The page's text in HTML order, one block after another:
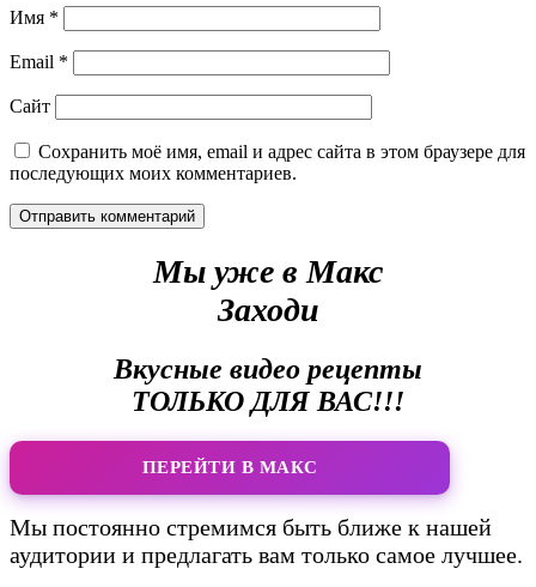
Имя *
Email *
Сайт
Сохранить моё имя, email и адрес сайта в этом браузере для
последующих моих комментариев.
Мы уже в Макс
Заходи
Вкусные видео рецепты
ТОЛЬКО ДЛЯ ВАС!!!
ПЕРЕЙТИ В МАКС
Мы постоянно стремимся быть ближе к нашей
аудитории и предлагать вам только самое лучшее.